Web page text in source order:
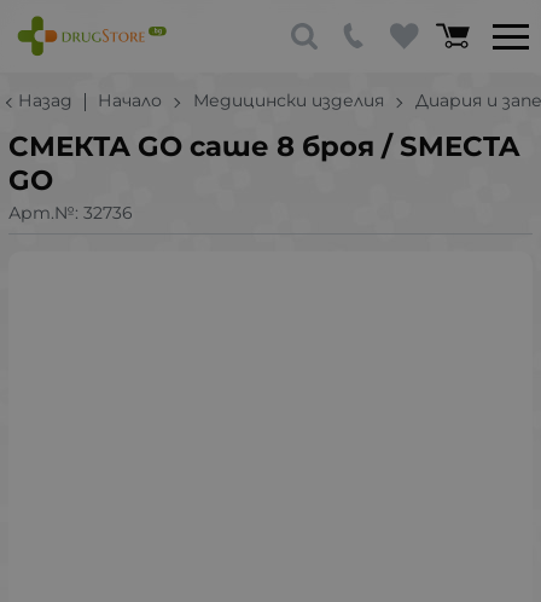
Назад Начало Медицински изделия Диария и
СМЕКТА GO саше 8 броя / SMECTA
GO
Арт.№: 32736